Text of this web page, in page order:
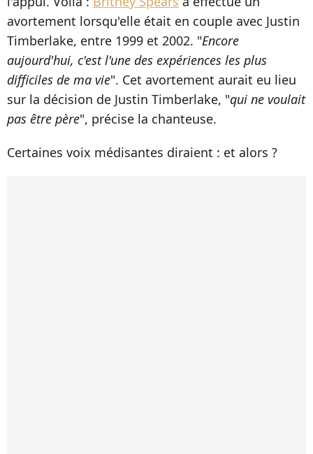
avortement lorsqu'elle était en couple avec Justin
Timberlake, entre 1999 et 2002. "Encore
aujourd'hui, c'est l'une des expériences les plus
difficiles de ma vie". Cet avortement aurait eu lieu
sur la décision de Justin Timberlake, "qui ne voulait
pas être père", précise la chanteuse.
Certaines voix médisantes diraient : et alors ?